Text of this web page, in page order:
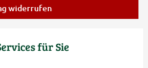
für Sie
widerrufen